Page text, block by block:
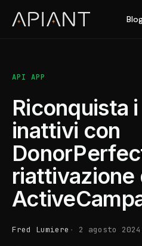
API APP
Riconquista
inattivi con
riattivazione
Fred Lumiere 2 agosto 2024